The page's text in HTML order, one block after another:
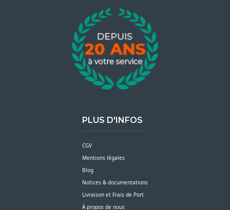
PLUS D'INFOS
CGV
Mentions légales
Blog
Notices & documentations
Livraison et Frais de Port
À propos de nous